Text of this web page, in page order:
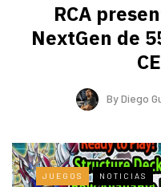
RCA
NextGen de
ByDiego
JUEGOS NOTICIAS